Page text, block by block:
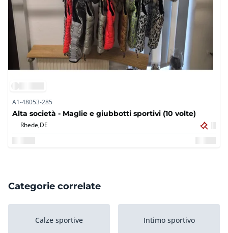
A1-48053-285
Alta società - Maglie e giubbotti sportivi (10 volte)
Rhede,DE
Categorie correlate
Calze sportive Intimo sportivo